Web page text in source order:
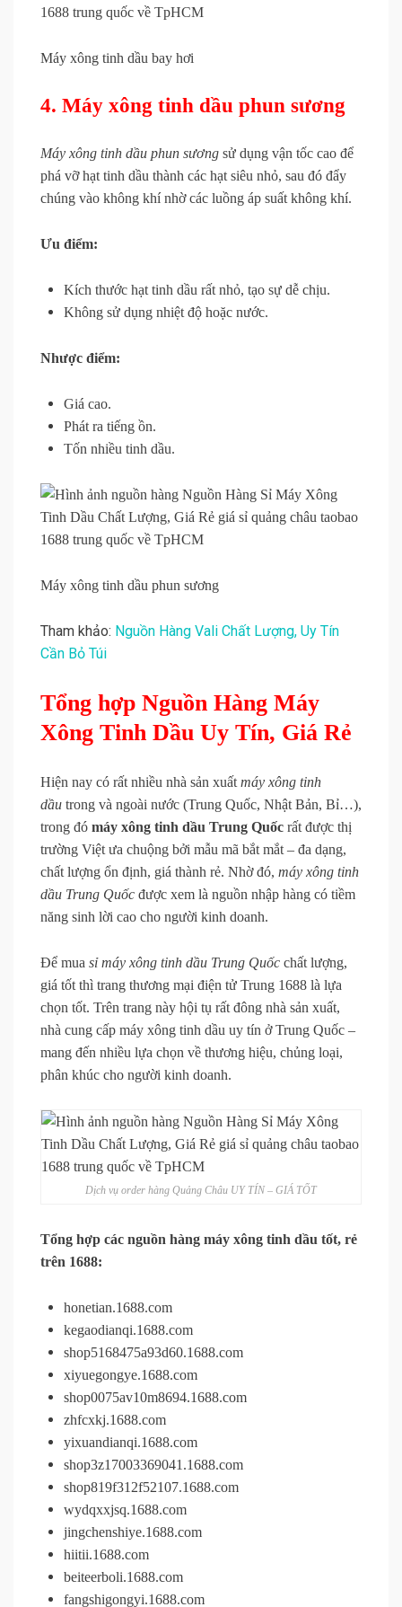
Máy xông tinh dầu bay hơi
4. Máy xông tinh dầu phun sương
Máy xông tinh dầu phun sương sử dụng vận tốc cao để
phá vỡ hạt tinh dầu thành các hạt siêu nhỏ, sau đó đẩy
chúng vào không khí nhờ các luồng áp suất không khí.
Ưu điểm:
Kích thước hạt tinh dầu rất nhỏ, tạo sự dễ chịu.
Không sử dụng nhiệt độ hoặc nước.
Nhược điểm:
Giá cao.
Phát ra tiếng ồn.
Tốn nhiều tinh dầu.
Máy xông tinh dầu phun sương
Tham khảo: Nguồn Hàng Vali Chất Lượng, Uy Tín
Cần Bỏ Túi
Tổng hợp Nguồn Hàng Máy
Xông Tinh Dầu Uy Tín, Giá Rẻ
Hiện nay có rất nhiều nhà sản xuấtmáy xông tinh
dầu trong và ngoài nước (Trung Quốc, Nhật Bản, Bỉ…),
trong đó máy xông tinh dầu Trung Quốc rất được thị
trường Việt ưa chuộng bởi mẫu mã bắt mắt – đa dạng,
chất lượng ổn định, giá thành rẻ. Nhờ đó, máy xông tinh
dầu Trung Quốc được xem là nguồn nhập hàng có tiềm
năng sinh lời cao cho người kinh doanh.
Để mua sỉ máy xông tinh dầu Trung Quốc chất lượng,
giá tốt thì trang thương mại điện tử Trung 1688 là lựa
chọn tốt. Trên trang này hội tụ rất đông nhà sản xuất,
nhà cung cấp máy xông tinh dầu uy tín ở Trung Quốc –
mang đến nhiều lựa chọn về thương hiệu, chủng loại,
phân khúc cho người kinh doanh.
Dịch vụ order hàng Quảng Châu UY TÍN – GIÁ TỐT
Tổng hợp các nguồn hàng máy xông tinh dầu tốt, rẻ
trên 1688:
honetian.1688.com
kegaodianqi.1688.com
shop5168475a93d60.1688.com
xiyuegongye.1688.com
shop0075av10m8694.1688.com
zhfcxkj.1688.com
yixuandianqi.1688.com
shop3z17003369041.1688.com
shop819f312f52107.1688.com
wydqxxjsq.1688.com
jingchenshiye.1688.com
hiitii.1688.com
beiteerboli.1688.com
fangshigongyi.1688.com